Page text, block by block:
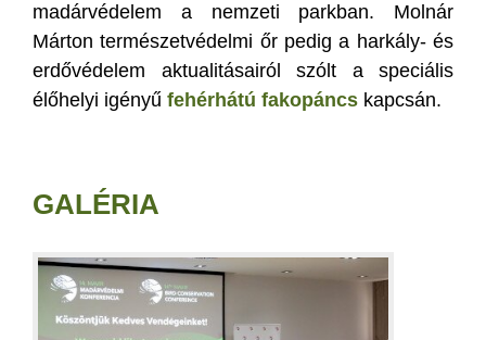
madárvédelem a nemzeti parkban. Molnár
Márton természetvédelmi őr pedig a harkály- és
erdővédelem aktualitásairól szólt a speciális
élőhelyi igényű fehérhátú fakopáncs kapcsán.
GALÉRIA